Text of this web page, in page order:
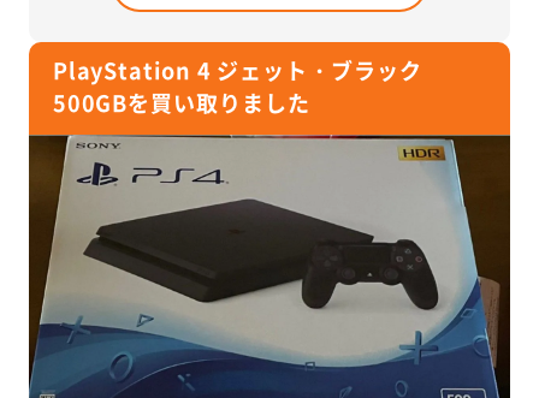
PlayStation 4 ジェット・ブラック
500GBを買い取りました